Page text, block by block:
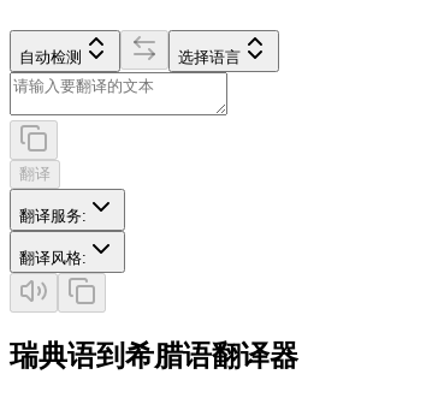
自动检测 选择语言
翻译
翻译服务:
翻译风格:
瑞典语到希腊语翻译器